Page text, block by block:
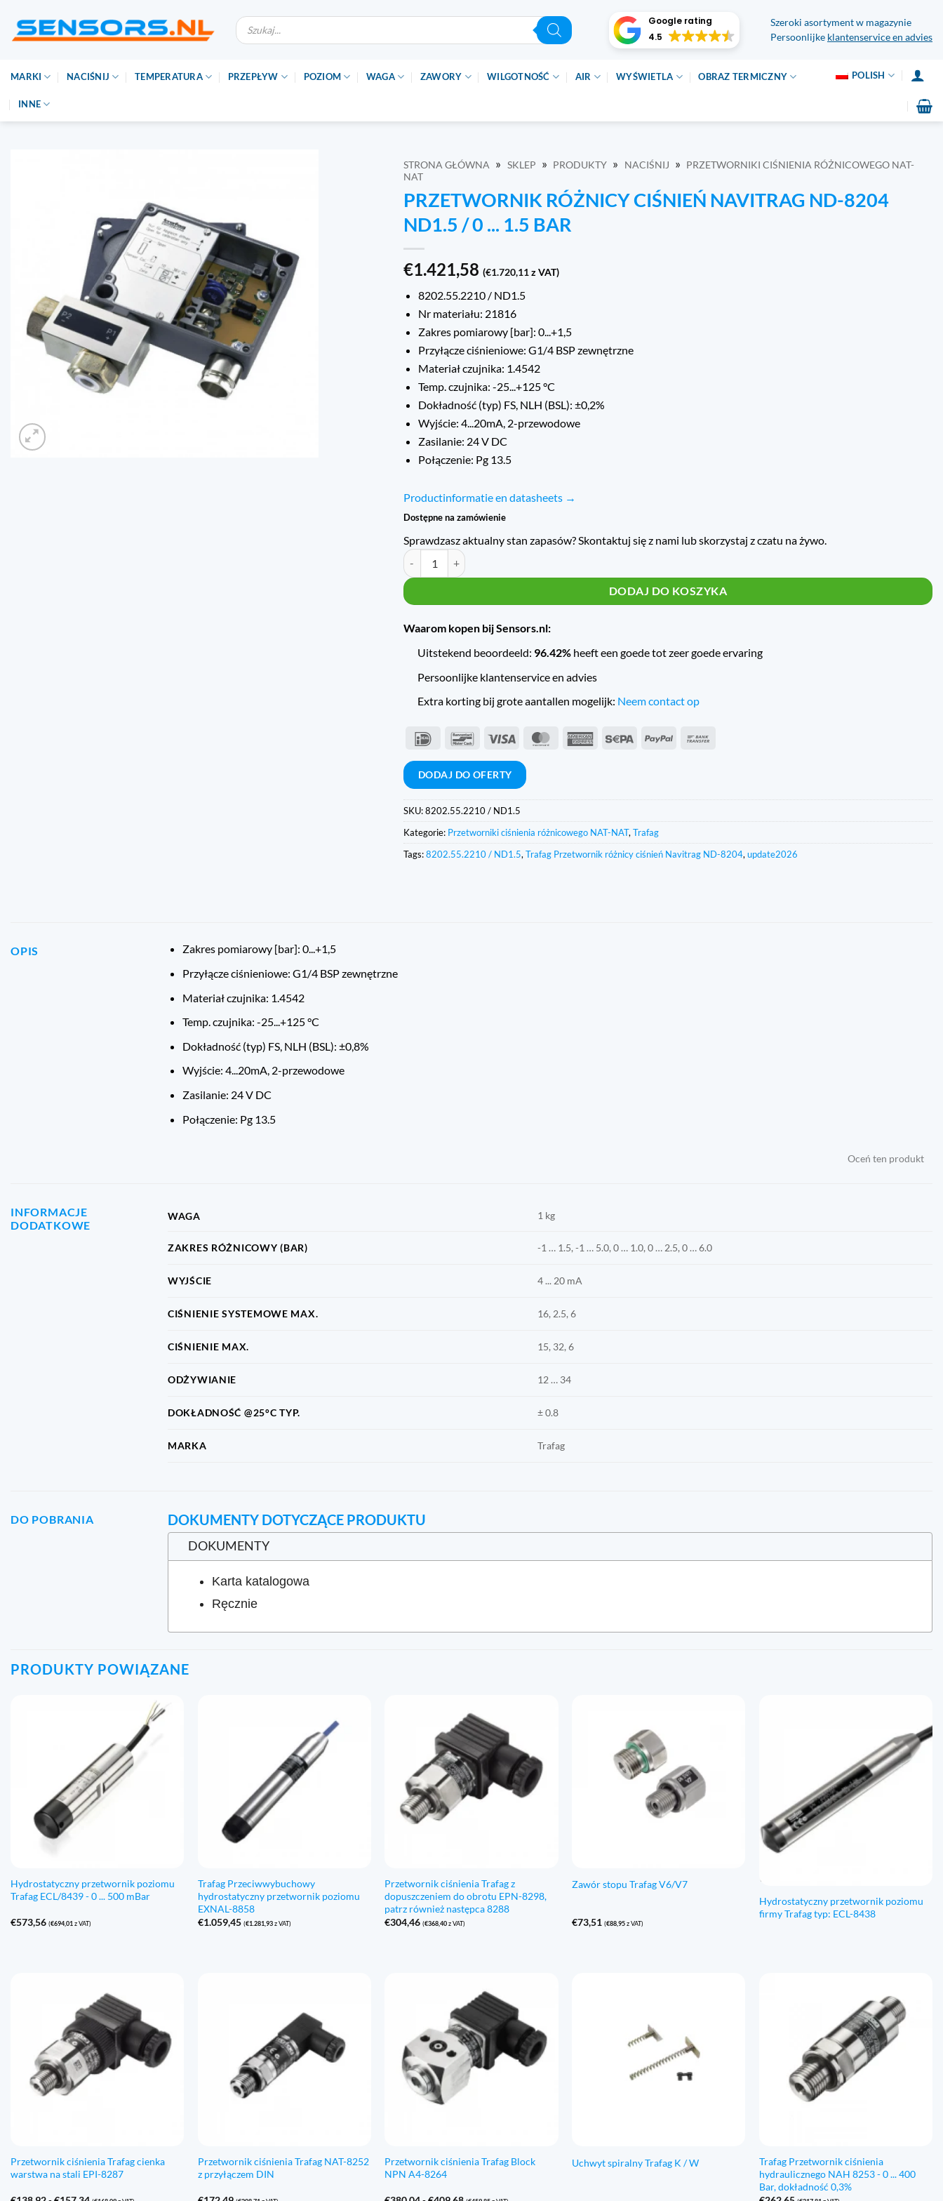
treści
Wyszukiwarka
produktów
Google rating
4.5
Szeroki asortyment w magazynie
Persoonlijke klantenservice en advies
MARKI NACIŚNIJ TEMPERATURA PRZEPŁYW POZIOM WAGA ZAWORY WILGOTNOŚĆ AIR WYŚWIETLA OBRAZ TERMICZNY
INNE
POLISH
STRONA GŁÓWNA » SKLEP » PRODUKTY » NACIŚNIJ »
PRZETWORNIKI CIŚNIENIA RÓŻNICOWEGO NAT-
NAT
PRZETWORNIK RÓŻNICY CIŚNIEŃ NAVITRAG ND-8204
ND1.5 / 0 ... 1.5 BAR
€1.421,58 (€1.720,11z VAT)
8202.55.2210 / ND1.5
Nr materiału: 21816
Zakres pomiarowy [bar]: 0...+1,5
Przyłącze ciśnieniowe: G1/4 BSP zewnętrzne
Materiał czujnika: 1.4542
Temp. czujnika: -25...+125 °C
Dokładność (typ) FS, NLH (BSL): ±0,2%
Wyjście: 4...20mA, 2-przewodowe
Zasilanie: 24 V DC
Połączenie: Pg 13.5
Productinformatie en datasheets →
Dostępne na zamówienie
Sprawdzasz aktualny stan zapasów? Skontaktuj się z nami lub skorzystaj z czatu na żywo.
Verschildruktransmitter Navitrag ND-8204 ND1.5 / 0 ... 1,5 Bar ilość
DODAJ DO KOSZYKA
Waarom kopen bij Sensors.nl:
Uitstekend beoordeeld: 96.42% heeft een goede tot zeer goede ervaring
Persoonlijke klantenservice en advies
Extra korting bij grote aantallen mogelijk: Neem contact op
IDeal BancontactWiza MasterCardAmerican Sepa PayPal
DODAJ DO OFERTY
SKU:8202.55.2210 / ND1.5
Kategorie: Przetworniki ciśnienia różnicowego NAT-NAT, Trafag
Tags:8202.55.2210 / ND1.5, Trafag Przetwornik różnicy ciśnień Navitrag ND-8204, update2026
OPIS
Zakres pomiarowy [bar]: 0...+1,5
Przyłącze ciśnieniowe: G1/4 BSP zewnętrzne
Materiał czujnika: 1.4542
Temp. czujnika: -25...+125 °C
Dokładność (typ) FS, NLH (BSL): ±0,8%
Wyjście: 4...20mA, 2-przewodowe
Zasilanie: 24 V DC
Połączenie: Pg 13.5
Oceń ten produkt
INFORMACJE
DODATKOWE
WAGA 1 kg
ZAKRES RÓŻNICOWY (BAR) -1 … 1.5, -1 … 5.0, 0 … 1.0, 0 … 2.5, 0 … 6.0
WYJŚCIE 4 ... 20 mA
CIŚNIENIE SYSTEMOWE MAX. 16, 2.5, 6
CIŚNIENIE MAX. 15, 32, 6
ODŻYWIANIE 12 … 34
DOKŁADNOŚĆ @25°C TYP. ± 0.8
MARKA Trafag
DO POBRANIA DOKUMENTY DOTYCZĄCE PRODUKTU
DOKUMENTY
Karta katalogowa
Ręcznie
PRODUKTY POWIĄZANE
Hydrostatyczny przetwornik poziomu
Trafag ECL/8439 - 0 ... 500 mBar
€573,56 (€694,01 z VAT)
Trafag Przeciwwybuchowy
hydrostatyczny przetwornik poziomu
EXNAL-8858
€1.059,45 (€1.281,93z VAT)
Przetwornik ciśnienia Trafag z
dopuszczeniem do obrotu EPN-8298,
patrz również następca 8288
€304,46 (€368,40z VAT)
Zawór stopu Trafag V6/V7
€73,51 (€88,95z VAT)
Hydrostatyczny przetwornik poziomu
firmy Trafag typ: ECL-8438
Przetwornik ciśnienia Trafag cienka
warstwa na stali EPI-8287
Przetwornik ciśnienia Trafag NAT-8252
z przyłączem DIN
Przetwornik ciśnienia Trafag Block
NPN A4-8264
Uchwyt spiralny Trafag K / W
Trafag Przetwornik ciśnienia
hydraulicznego NAH 8253 - 0 ... 400
Bar, dokładność 0,3%